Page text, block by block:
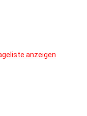
anzeigen